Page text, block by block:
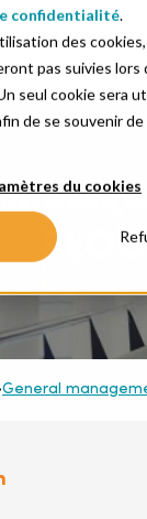
confidentialité.
des
pas suivies lors
seul cookie sera
de se souvenir de
du cookies
BLOG
General